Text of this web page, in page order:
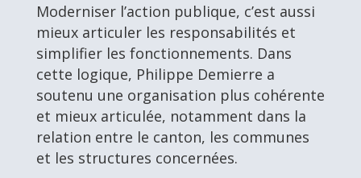
Moderniser l’action publique, c’est aussi
mieux articuler les responsabilités et
simplifier les fonctionnements. Dans
cette logique, Philippe Demierre a
soutenu une organisation plus cohérente
et mieux articulée, notamment dans la
relation entre le canton, les communes
et les structures concernées.